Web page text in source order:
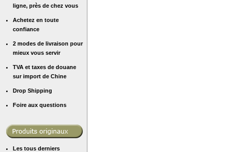
ligne, près de chez vous
Achetez en toute
confiance
2 modes de livraison pour
mieux vous servir
TVA et taxes de douane
sur import de Chine
Drop Shipping
Foire aux questions
Les tous derniers